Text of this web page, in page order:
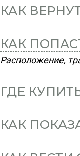
КАК
КАК
Расположение,
ГДЕ
КАК